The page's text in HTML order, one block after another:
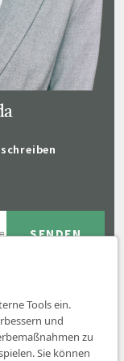
Tools ein.
und
zu
Sie können